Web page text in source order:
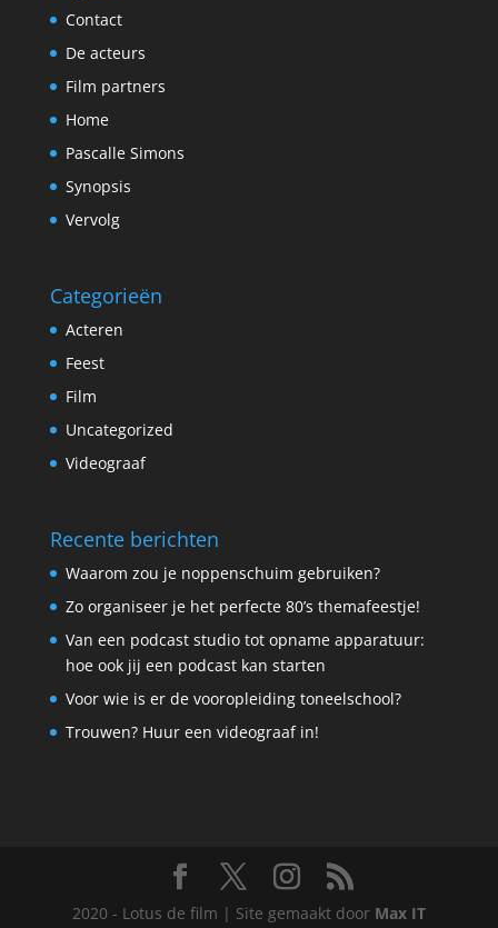
Contact
De acteurs
Film partners
Home
Pascalle Simons
Synopsis
Vervolg
Categorieën
Acteren
Feest
Film
Uncategorized
Videograaf
Recente berichten
Waarom zou je noppenschuim gebruiken?
Zo organiseer je het perfecte 80’s themafeestje!
Van een podcast studio tot opname apparatuur:
hoe ook jij een podcast kan starten
Voor wie is er de vooropleiding toneelschool?
Trouwen? Huur een videograaf in!
2020 - Lotus de film | Site gemaakt door Max IT